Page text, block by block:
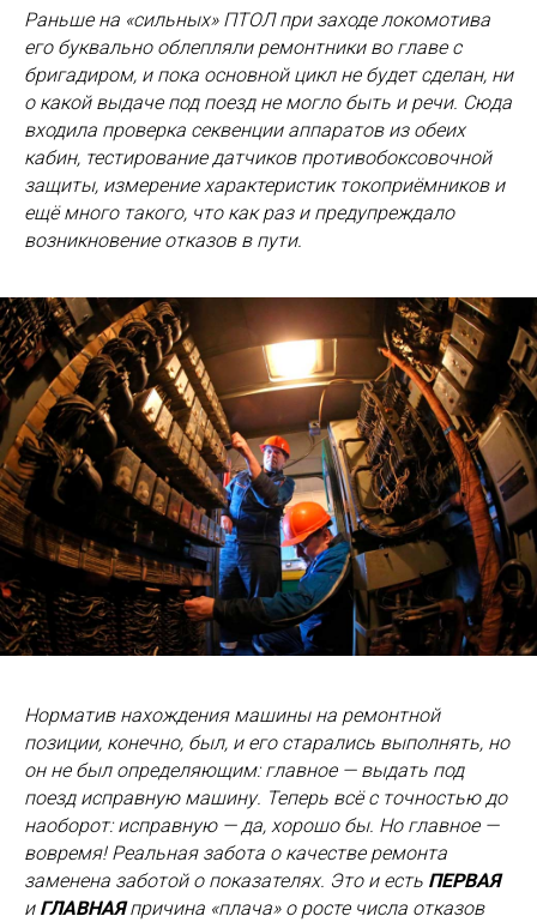
Раньше на «сильных» ПТОЛ при заходе локомотива
его буквально облепляли ремонтники во главе с
бригадиром, и пока основной цикл не будет сделан, ни
о какой выдаче под поезд не могло быть и речи. Сюда
входила проверка секвенции аппаратов из обеих
кабин, тестирование датчиков противобоксовочной
защиты, измерение характеристик токоприёмников и
ещё много такого, что как раз и предупреждало
возникновение отказов в пути.
Норматив нахождения машины на ремонтной
позиции, конечно, был, и его старались выполнять, но
он не был определяющим: главное — выдать под
поезд исправную машину. Теперь всё с точностью до
наоборот: исправную — да, хорошо бы. Но главное —
вовремя! Реальная забота о качестве ремонта
заменена заботой о показателях. Это и есть ПЕРВАЯ
и ГЛАВНАЯпричина «плача» о росте числа отказов